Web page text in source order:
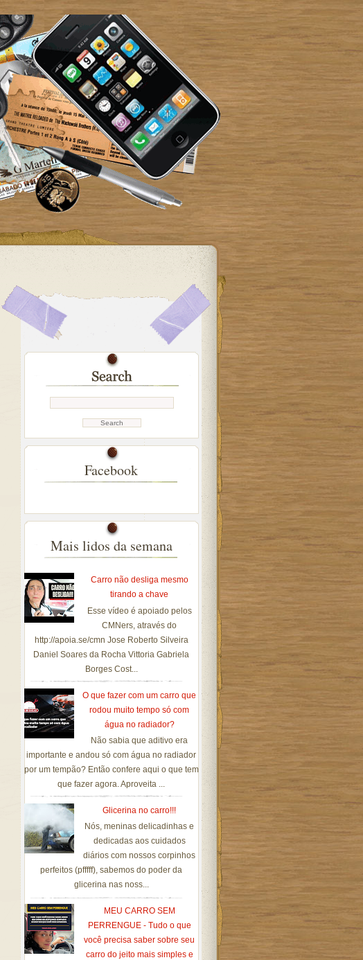
Facebook
Mais lidos da semana
Carro não desliga mesmo
tirando a chave
Esse vídeo é apoiado pelos
CMNers, através do
http://apoia.se/cmn Jose Roberto Silveira
Daniel Soares da Rocha Vittoria Gabriela
Borges Cost...
O que fazer com um carro que
rodou muito tempo só com
água no radiador?
Não sabia que aditivo era
importante e andou só com água no radiador
por um tempão? Então confere aqui o que tem
que fazer agora. Aproveita ...
Glicerina no carro!!!
Nós, meninas delicadinhas e
dedicadas aos cuidados
diários com nossos corpinhos
perfeitos (pfffff), sabemos do poder da
glicerina nas noss...
MEU CARRO SEM
PERRENGUE - Tudo o que
você precisa saber sobre seu
carro do jeito mais simples e